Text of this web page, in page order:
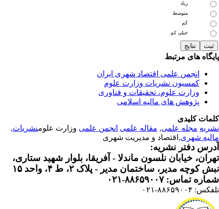
زیاد
متوسط
خیلی کم
های مرتبط
انجمن علمی اقتصاد شهری ایران
کمسیون نشریات وزارت علوم
وزارت علوم، تحقیقات و فناوری
پژوهش های مالیه اسلامی
کلیدی
مجله علمی, مقاله علمی انجمن علمیوزارت علومنشریات,
شهری ,اقتصاد و مدیریت شهری
دفتر نشریه:
خیابان نلسون ماندلا - آفریقا، بلوار شهید ستاری،
کوچه مدیر، ساختمان مدیر - پلاک ۲، ط ۴، واحد ۱۵
تماس: ۸۸۶۵۹۰۰۷-۰۲۱
۸۸۶۵۹۰۰۴-۰۲۱